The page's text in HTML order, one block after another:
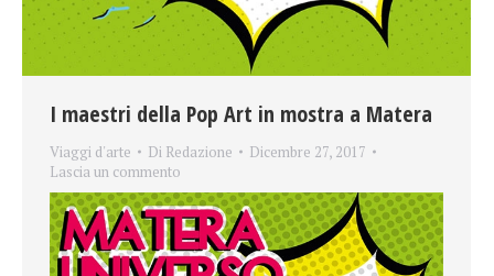
I maestri della Pop Art in mostra a Matera
Viaggi d'arte Di Redazione
Dicembre 27, 2017
Lascia un commento